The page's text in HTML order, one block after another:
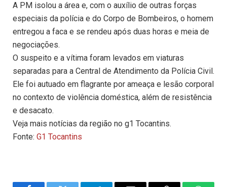
A PM isolou a área e, com o auxílio de outras forças
especiais da polícia e do Corpo de Bombeiros, o homem
entregou a faca e se rendeu após duas horas e meia de
negociações.
O suspeito e a vítima foram levados em viaturas
separadas para a Central de Atendimento da Polícia Civil.
Ele foi autuado em flagrante por ameaça e lesão corporal
no contexto de violência doméstica, além de resistência
e desacato.
Veja mais notícias da região no g1 Tocantins.
Fonte: G1 Tocantins